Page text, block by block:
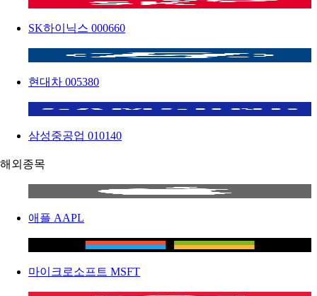
SK하이닉스 000660
현대차 005380
삼성중공업 010140
해외종목
애플 AAPL
마이크로소프트 MSFT